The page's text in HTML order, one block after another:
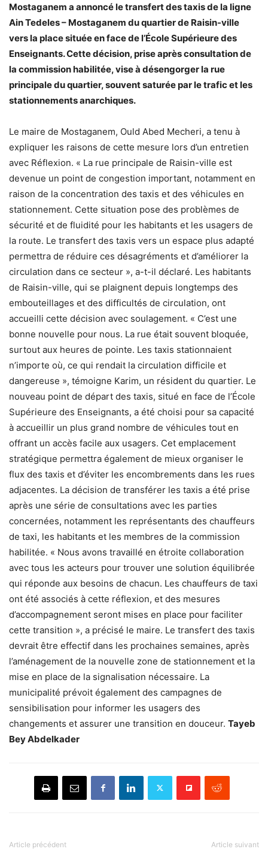
Mostaganem a annoncé le transfert des taxis de la ligne
Ain Tedeles – Mostaganem du quartier de Raisin-ville
vers la place située en face de l’École Supérieure des
Enseignants. Cette décision, prise après consultation de
la commission habilitée, vise à désengorger la rue
principale du quartier, souvent saturée par le trafic et les
stationnements anarchiques.
Le maire de Mostaganem, Ould Abed Mecheri, a tenu à
expliquer les raisons de cette mesure lors d’un entretien
avec Réflexion. « La rue principale de Raisin-ville est
devenue un point de congestion important, notamment en
raison de la concentration des taxis et des véhicules en
stationnement. Cette situation pose des problèmes de
sécurité et de fluidité pour les habitants et les usagers de
la route. Le transfert des taxis vers un espace plus adapté
permettra de réduire ces désagréments et d’améliorer la
circulation dans ce secteur », a-t-il déclaré. Les habitants
de Raisin-ville, qui se plaignent depuis longtemps des
embouteillages et des difficultés de circulation, ont
accueilli cette décision avec soulagement. « C’est une
bonne nouvelle pour nous. La rue était souvent bloquée,
surtout aux heures de pointe. Les taxis stationnaient
n’importe où, ce qui rendait la circulation difficile et
dangereuse », témoigne Karim, un résident du quartier. Le
nouveau point de départ des taxis, situé en face de l’École
Supérieure des Enseignants, a été choisi pour sa capacité
à accueillir un plus grand nombre de véhicules tout en
offrant un accès facile aux usagers. Cet emplacement
stratégique permettra également de mieux organiser le
flux des taxis et d’éviter les encombrements dans les rues
adjacentes. La décision de transférer les taxis a été prise
après une série de consultations avec les parties
concernées, notamment les représentants des chauffeurs
de taxi, les habitants et les membres de la commission
habilitée. « Nous avons travaillé en étroite collaboration
avec tous les acteurs pour trouver une solution équilibrée
qui réponde aux besoins de chacun. Les chauffeurs de taxi
ont été associés à cette réflexion, et des mesures
d’accompagnement seront mises en place pour faciliter
cette transition », a précisé le maire. Le transfert des taxis
devrait être effectif dans les prochaines semaines, après
l’aménagement de la nouvelle zone de stationnement et la
mise en place de la signalisation nécessaire. La
municipalité prévoit également des campagnes de
sensibilisation pour informer les usagers des
changements et assurer une transition en douceur. Tayeb
Bey Abdelkader
Article précédent Article suivant